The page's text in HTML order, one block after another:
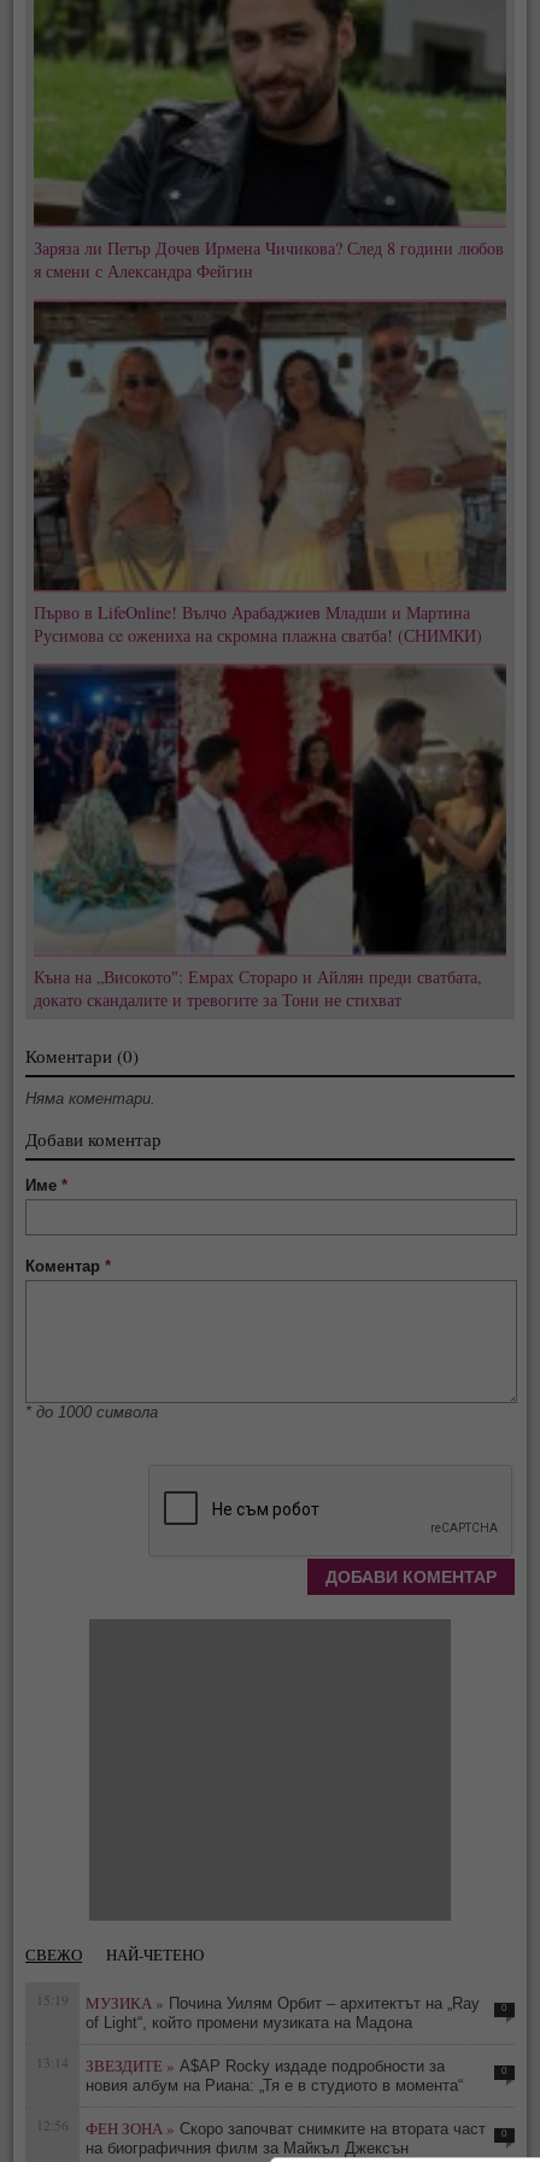
Заряза ли Петър Дочев Ирмена Чичикова? След 8 години любов
я смени с Александра Фейгин
Първо в LifeOnline! Вълчо Арабаджиев Младши и Мартина
Русимова сe oжениха на скромна плажна сватба! (СНИМКИ)
Къна на „Високото": Емрах Стораро и Айлян преди сватбата,
докато скандалите и тревогите за Тони не стихват
Коментари (0)
Няма коментари.
Добави коментар
Име*
Коментар*
* до 1000 символа
СВЕЖО НАЙ-ЧЕТЕНО
15:19 МУЗИКА » Почина Уилям Орбит – архитектът на „Ray
of Light“, който промени музиката на Мадона
0
13:14 ЗВЕЗДИТЕ » A$AP Rocky издаде подробности за
новия албум на Риана: „Тя е в студиото в момента“
0
12:56 ФЕН ЗОНА » Скоро започват снимките на втората част
на биографичния филм за Майкъл Джексън
0